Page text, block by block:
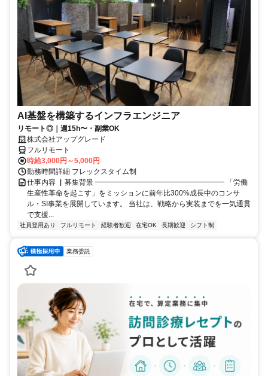
AI基盤を構築するインフラエンジニア
リモート◎｜週15h〜・副業OK
株式会社アップグレード
フルリモート
時給3,000円～5,000円
勤務時間詳細 フレックスタイム制
仕事内容 ▏募集背景 ━━━━━━━━━━━━━━━━━━ 「労働
生産性革命を起こす」をミッションに前年比300%成長中のコンサ
ル・SI事業を展開しています。 当社は、戦略から実装までを一気通貫
で支援...
社員登用あり フルリモート 経験者歓迎 在宅OK 長期歓迎 シフト制
業務委託